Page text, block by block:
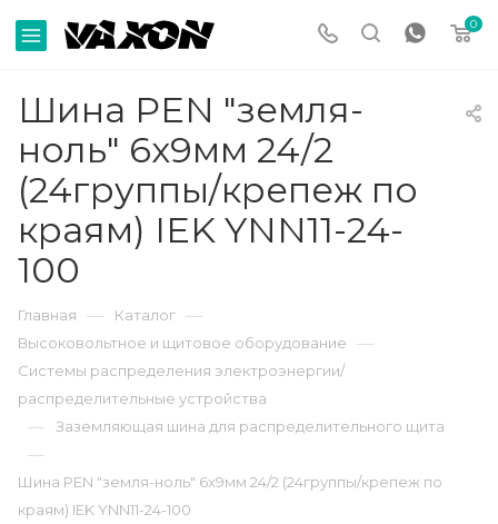
0
Шина PEN "земля-
ноль" 6х9мм 24/2
(24группы/крепеж по
краям) IEK YNN11-24-
100
Главная — Каталог —
Высоковольтное и щитовое оборудование —
Системы распределения электроэнергии/
распределительные устройства
— Заземляющая шина для распределительного щита
—
Шина PEN "земля-ноль" 6х9мм 24/2 (24группы/крепеж по
краям) IEK YNN11-24-100